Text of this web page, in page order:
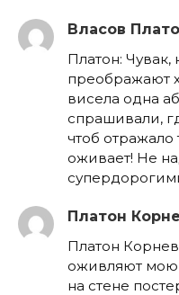
Власов
Платон: Чувак,
преображают
висела одна
спрашивали,
чтоб отражало
оживает! Не
Платон
Платон
оживляют мою
на стене